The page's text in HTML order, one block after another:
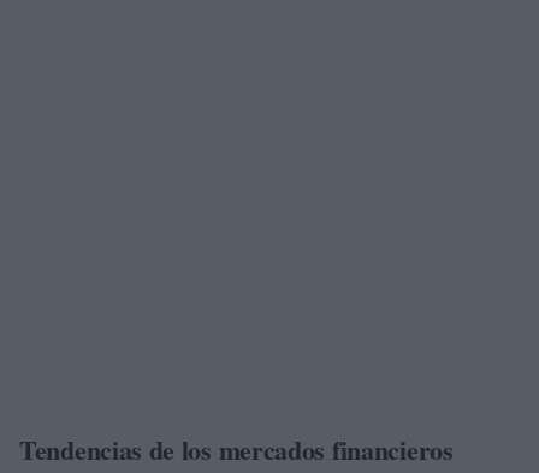
Tendencias de los mercados financieros